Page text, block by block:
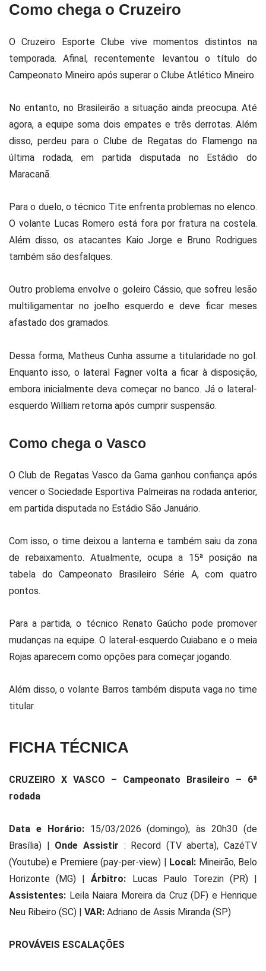
Como chega o Cruzeiro
OCruzeiro Esporte Clubevive momentos distintos na
temporada. Afinal, recentemente levantou o título do
Campeonato Mineiro após superar o Clube Atlético Mineiro.
No entanto, no Brasileirão a situação ainda preocupa. Até
agora, a equipe soma dois empates e três derrotas. Além
disso, perdeu para oClube de Regatas do Flamengo na
última rodada, em partida disputada no Estádio do
Maracanã.
Para o duelo, o técnico Titeenfrenta problemas no elenco.
O volante Lucas Romero está fora por fratura na costela.
Além disso, os atacantes
Kaio Jorge e Bruno Rodrigues
também são desfalques.
Outro problema envolve o goleiro Cássio, que sofreu lesão
multiligamentar no joelho esquerdo e deve ficar meses
afastado dos gramados.
Dessa forma, Matheus Cunha assume a titularidade no gol.
Enquanto isso, o lateral Fagnervolta a ficar à disposição,
embora inicialmente deva começar no banco. Já o lateral-
esquerdo William retorna após cumprir suspensão.
Como chega o Vasco
OClub de Regatas Vasco da Gama ganhou confiança após
vencer o Sociedade Esportiva Palmeiras na rodada anterior,
em partida disputada no Estádio São Januário.
Com isso, o time deixou a lanterna e também saiu da zona
de rebaixamento. Atualmente, ocupa a 15ª posição na
tabela doCampeonato Brasileiro Série A, com quatro
pontos.
Para a partida, o técnico Renato Gaúcho pode promover
mudanças na equipe. O lateral-esquerdoCuiabano e o meia
Rojas aparecem como opções para começar jogando.
Além disso, o volante Barros também disputa vaga no time
titular.
FICHA TÉCNICA
CRUZEIRO X VASCO – Campeonato Brasileiro – 6ª
rodada
Data e Horário:15/03/2026 (domingo), às 20h30 (de
Brasília) | Onde Assistir : Record (TV aberta), CazéTV
(Youtube) e Premiere (pay-per-view) | Local: Mineirão, Belo
Horizonte (MG) |Árbitro: Lucas Paulo Torezin (PR) |
Assistentes: Leila Naiara Moreira da Cruz (DF) e Henrique
Neu Ribeiro (SC) | VAR: Adriano de Assis Miranda (SP)
PROVÁVEIS ESCALAÇÕES